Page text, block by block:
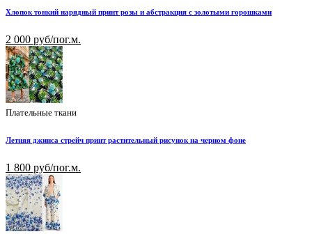
Хлопок тонкий нарядный принт розы и абстракция с золотыми горошками
2 000 руб/пог.м.
Плательные ткани
Летняя джинса стрейч принт растительный рисунок на черном фоне
1 800 руб/пог.м.